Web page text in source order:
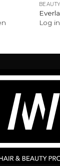
BEAUTY
Log